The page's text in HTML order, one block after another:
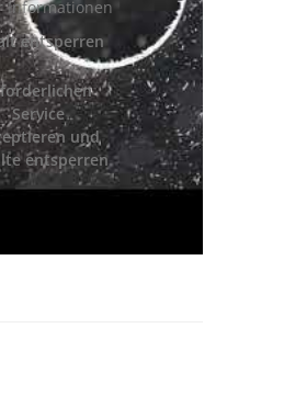
Informationen
entsperren
Service
und
entsperren